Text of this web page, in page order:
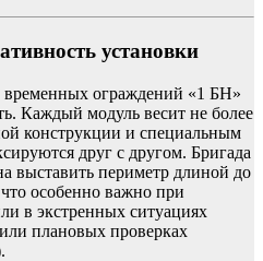
установки
временных ограждений «1 БН»
Каждый модуль весит не более
конструкции и специальным
друг с другом. Бригада
выставить периметр длиной до
особенно важно при
в экстренных ситуациях
плановых проверках